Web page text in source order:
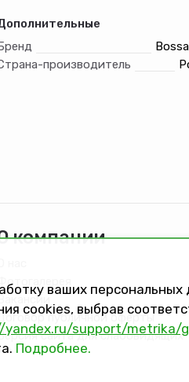
Бренд
производитель
компании
Фотогалерея
Вакансии
публичной оферты
сайта для слабовидящих
ваших
cookies, выбрав
support/metrika/
Подробнее.